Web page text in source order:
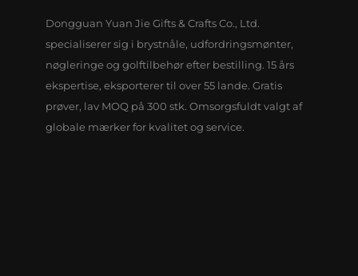
Dongguan Yuan Jie Gifts & Crafts Co., Ltd.
specialiserer sig i brystnåle, udfordringsmønter,
nøgleringe og golftilbehør efter bestilling. 15 års
ekspertise, eksporterer til over 55 lande. Gratis
prøver, lav MOQ på 300 stk. Omsorgsfuldt valgt af
globale mærker for kvalitet og service.